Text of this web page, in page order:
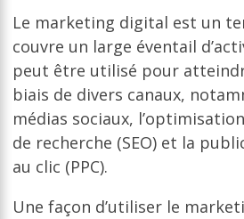
Le marketing digital est un
couvre un large éventail
peut être utilisé pour
biais de divers canaux,
médias sociaux,
de recherche (SEO) et la
au clic (PPC).
Une façon d’utiliser le